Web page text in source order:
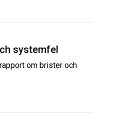
systemfel
om brister och